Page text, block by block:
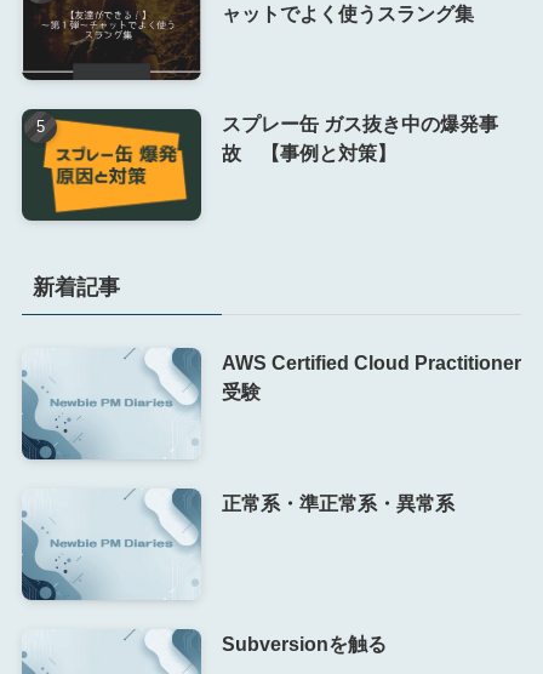
ャットでよく使うスラング集
スプレー缶 ガス抜き中の爆発事
故 【事例と対策】
新着記事
AWS Certified Cloud Practitioner
受験
正常系・準正常系・異常系
Subversionを触る